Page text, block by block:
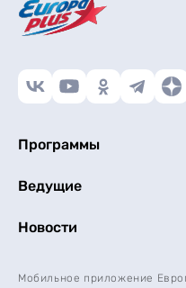
Программы
Ведущие
Новости
Мобильное приложение